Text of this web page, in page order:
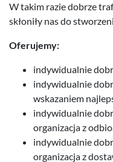
W takim razie dobrze
skłoniły nas do
Oferujemy:
indywidualnie
indywidualnie
wskazaniem
indywidualnie
organizacja z
indywidualnie
organizacja z